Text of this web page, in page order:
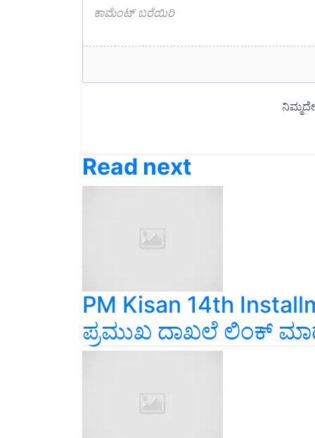
PM Kisan 14th
ಪ್ರಮುಖ ದಾಖಲೆ ಲಿಂಕ್‌